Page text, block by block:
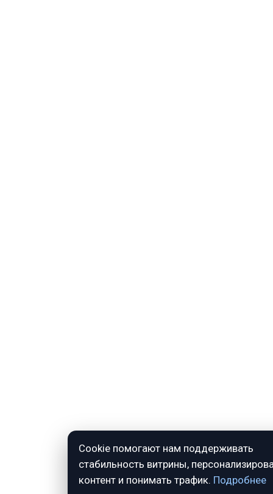
Cookie помогают нам поддерживать
стабильность витрины,
контент и понимать трафик. Подробнее